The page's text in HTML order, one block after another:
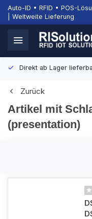
Auto-ID • RFID • POS-
| Weltweite Lieferung
Direkt ab Lager
Zurück
Artikel mit
(presentation)